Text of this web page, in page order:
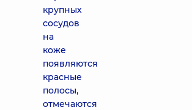
крупных
сосудов
на
коже
появляются
красные
полосы,
отмечаются